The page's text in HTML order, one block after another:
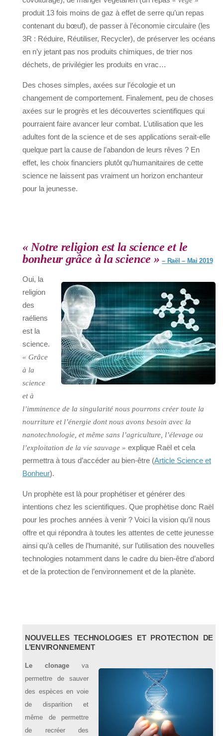
produit 13 fois moins de gaz à effet de serre qu’un repas
contenant du bœuf), de passer à l’économie circulaire (les
3R : Réduire, Réutiliser, Recycler), de préserver les océans
en n’y jetant pas nos produits chimiques, de trier nos
déchets, de privilégier les produits en vrac…
Des choses simples, axées sur l’écologie et un
changement de comportement. Finalement, peu de choses
axées sur le progrès et les découvertes scientifiques qui
pourraient faire avancer leur combat. L’utilisation que les
adultes font de la science et de ses applications serait-elle
quelque part la cause de l’abandon de leurs rêves ? En
effet, les choix financiers plutôt qu’humanitaires de cette
science ne laissent pas vraiment un horizon enchanteur
pour la jeunesse.
« Notre religion est la science et le
bonheur grâce à la science » – Raël – Mai 2019
Oui, la
religion
des
raéliens
est la
science.
« Grâce
à la
science
et à
l’imminence de la singularité nous pourrons créer toute la
nourriture et l’énergie dont nous avons besoin avec la
nanotechnologie, et même sans l’agriculture, l’élevage ou
l’exploitation de la vie sauvage » explique Raël et cela
permettra à tous d’accéder au bien-être (Article Science et
Bonheur).
Un prophète est là pour prophétiser et générer des
intentions chez les scientifiques. Que prophètise donc Raël
pour les proches années à venir ? Voici la vision qu’il nous
offre et qui répondra à toutes les attentes de cette jeunesse
ainsi qu’à celles de l’humanité, sur l’utilisation des nouvelles
technologies notamment dans le cadre du bien-être d’abord
et de la protection de l’environnement et de la planète.
NOUVELLES TECHNOLOGIES ET PROTECTION DE
L’ENVIRONNEMENT
Le clonage va
permettre de sauver
des espèces en voie
de disparition et
même de permettre
de recréer des